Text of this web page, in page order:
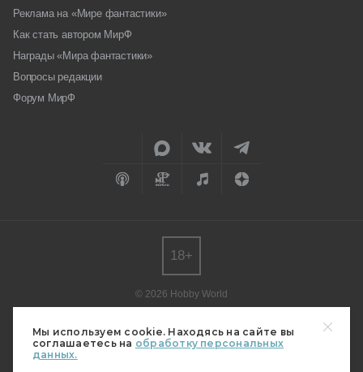
Мы используем cookie. Находясь на сайте вы
соглашаетесь на обработку персональных
данных.
Реклама на «Мире фантастики»
Как стать автором МирФ
Награды «Мира фантастики»
Вопросы редакции
Форум МирФ
© 2026 Hobby World
редакции.
Мнение авторов может не совпадать с мнением редакции.
Свидетельство о регистрации СМИ серия Эл № ФС77-82485
18+